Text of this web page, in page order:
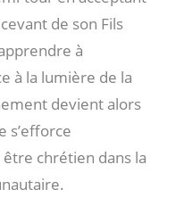
de son Fils
à
à la lumière de la
devient alors
s’efforce
chrétien dans la